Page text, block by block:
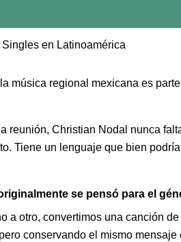
en Latinoamérica
música regional mexicana es
reunión, Christian Nodal nunca
Tiene un lenguaje que bien
se pensó para el
a otro, convertimos una canción
conservando el mismo mensaje